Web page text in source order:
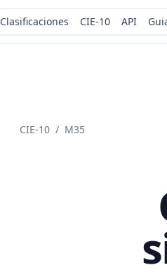
Clasificaciones CIE-10 API
CIE-10 / M35